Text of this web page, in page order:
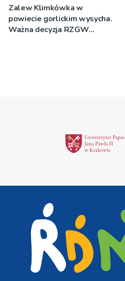
Zalew Klimkówka w
powiecie gorlickim wysycha.
Ważna decyzja RZGW